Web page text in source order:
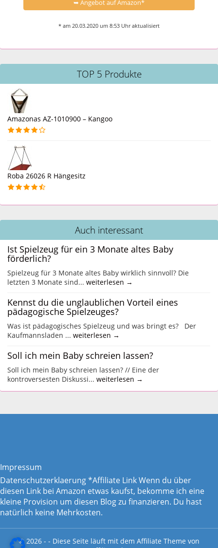
➥ Angebot auf Amazon*
* am 20.03.2020 um 8:53 Uhr aktualisiert
TOP 5 Produkte
Amazonas AZ-1010900 – Kangoo
Roba 26026 R Hängesitz
Auch interessant
Ist Spielzeug für ein 3 Monate altes Baby
förderlich?
Spielzeug für 3 Monate altes Baby wirklich sinnvoll? Die
letzten 3 Monate sind... weiterlesen →
Kennst du die unglaublichen Vorteil eines
pädagogische Spielzeuges?
Was ist pädagogisches Spielzeug und was bringt es? Der
Kaufmannsladen ... weiterlesen →
Soll ich mein Baby schreien lassen?
Soll ich mein Baby schreien lassen? // Eine der
kontroversesten Diskussi... weiterlesen →
Impressum
Datenschutzerklaerung*Affiliate Link Wenn du über
diesen Link bei Amazon etwas kaufst, bekomme ich eine
kleine Provision um diesen Blog zu finanzieren. Du hast
natürlich keine Mehrkosten.
© 2026 - - Diese Seite läuft mit dem Affiliate Theme von